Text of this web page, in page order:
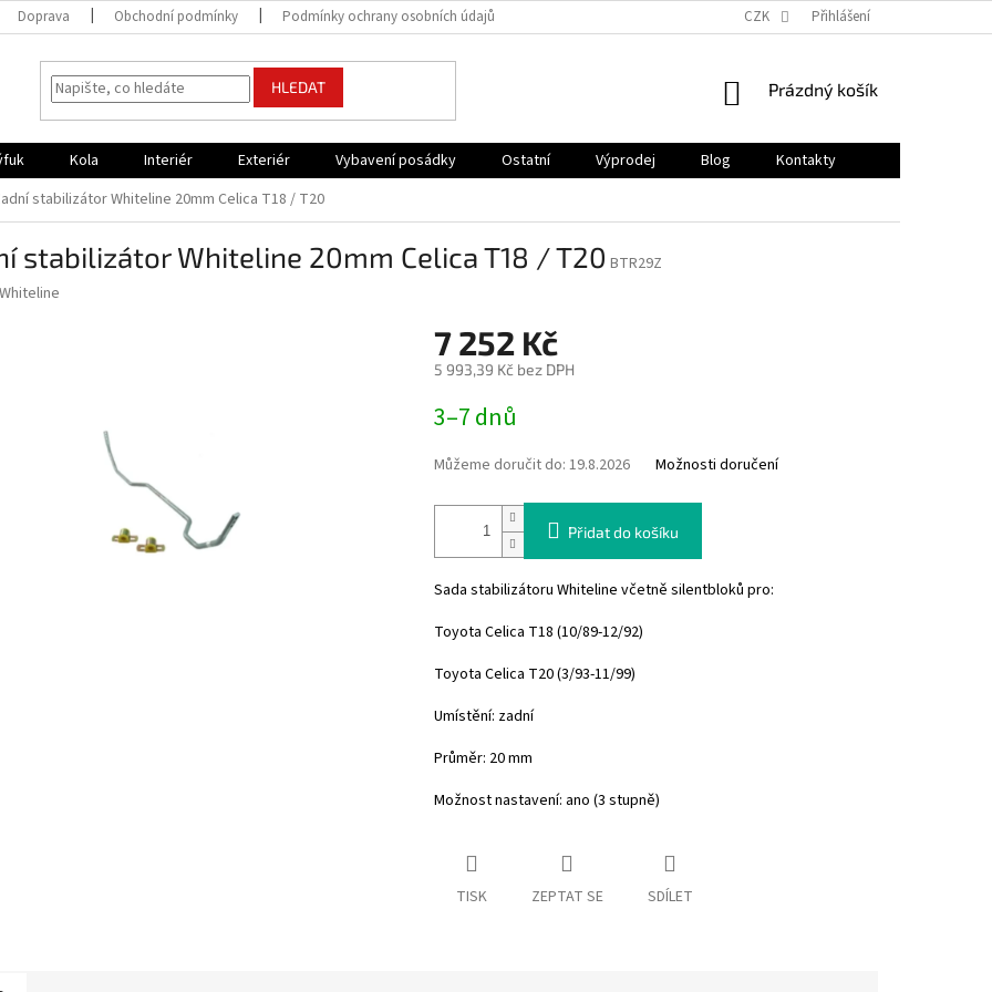
Doprava Obchodní podmínky Podmínky ochrany osobních údajů CZK Přihlášení
HLEDAT
NÁKUPNÍ
Prázdný košík
Kola Interiér Exteriér Vybavení posádky Ostatní Výprodej Blog
Kontakty
stabilizátor Whiteline 20mm Celica T18 / T20
stabilizátor Whiteline 20mm Celica T18 / T20 BTR29Z
Whiteline
7 252 Kč
5 993,39 Kč bez DPH
cena:
3–7 dnů
Můžeme doručit do: 19.8.2026 Možnosti doručení
Přidat do košíku
Sada stabilizátoru Whiteline včetně silentbloků pro:
Toyota Celica T18 (10/89-12/92)
Toyota Celica T20 (3/93-11/99)
Umístění: zadní
Průměr: 20 mm
Možnost nastavení: ano (3 stupně)
TISK ZEPTAT SE SDÍLET